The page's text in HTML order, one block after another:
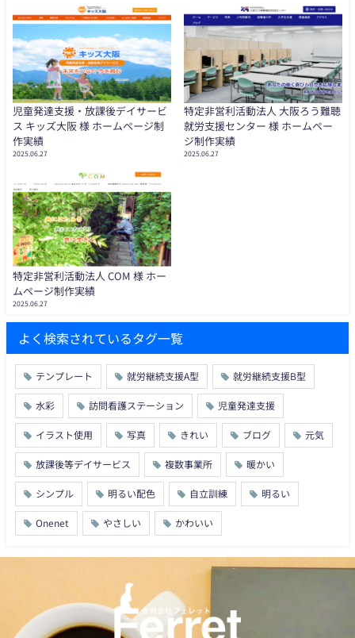
児童発達支援・放課後デイサービ
ス キッズ大阪 様 ホームページ制
作実績
2025.06.27
特定非営利活動法人 大阪ろう難聴
就労支援センター 様 ホームペー
ジ制作実績
2025.06.27
特定非営利活動法人 COM 様 ホー
ムページ制作実績
2025.06.27
よく検索されているタグ一覧
テンプレート 就労継続支援A型 就労継続支援B型
水彩 訪問看護ステーション 児童発達支援
イラスト使用 写真 きれい ブログ 元気
放課後等デイサービス 複数事業所 暖かい
シンプル 明るい配色 自立訓練 明るい
Onenet やさしい かわいい